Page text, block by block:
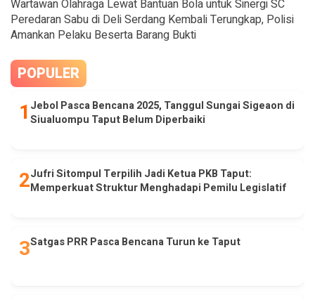
Wartawan Olahraga Lewat Bantuan Bola untuk Sinergi SC
Peredaran Sabu di Deli Serdang Kembali Terungkap, Polisi
Amankan Pelaku Beserta Barang Bukti
POPULER
Jebol Pasca Bencana 2025, Tanggul Sungai Sigeaon di
Siualuompu Taput Belum Diperbaiki
Jufri Sitompul Terpilih Jadi Ketua PKB Taput:
Memperkuat Struktur Menghadapi Pemilu Legislatif
Satgas PRR Pasca Bencana Turun ke Taput